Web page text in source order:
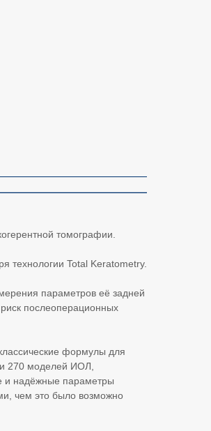
томографии.
технологии Total Keratometry.
параметров её задней
послеоперационных
формулы для
270 моделей ИОЛ,
и надёжные параметры
чем это было возможно